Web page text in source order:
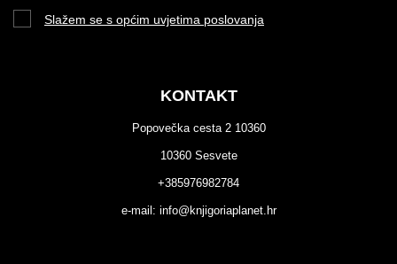
Slažem se s općim uvjetima poslovanja
KONTAKT
Popovečka cesta 2 10360
10360 Sesvete
+385976982784
e-mail: info@knjigoriaplanet.hr